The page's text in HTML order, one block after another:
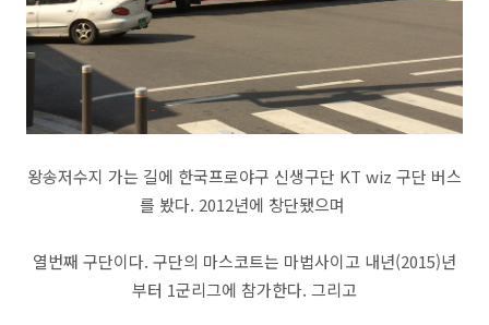
왕송저수지 가는 길에 한국프로야구 신생구단 KT wiz 구단 버스
를 봤다. 2012년에 창단됐으며
열번째 구단이다. 구단의 마스코트는 마법사이고 내년(2015)년
부터 1군리그에 참가한다. 그리고